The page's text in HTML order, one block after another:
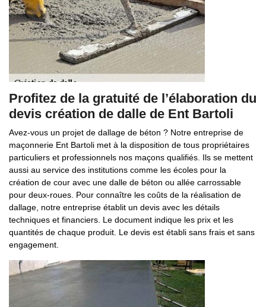
Profitez de la gratuité de l’élaboration du
devis création de dalle de Ent Bartoli
Avez-vous un projet de dallage de béton ? Notre entreprise de
maçonnerie Ent Bartoli met à la disposition de tous propriétaires
particuliers et professionnels nos maçons qualifiés. Ils se mettent
aussi au service des institutions comme les écoles pour la
création de cour avec une dalle de béton ou allée carrossable
pour deux-roues. Pour connaître les coûts de la réalisation de
dallage, notre entreprise établit un devis avec les détails
techniques et financiers. Le document indique les prix et les
quantités de chaque produit. Le devis est établi sans frais et sans
engagement.